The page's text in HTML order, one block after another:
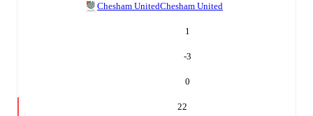
Chesham UnitedChesham United
1
-3
0
22